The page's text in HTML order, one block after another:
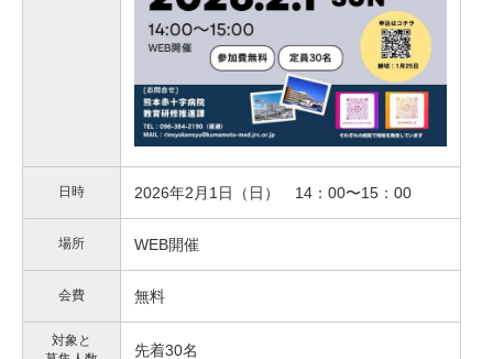
日時 2026年2月1日（日） 14：00〜15：00
場所 WEB開催
会費 無料
対象と
先着30名